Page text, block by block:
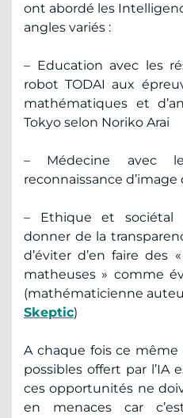
ont abordé les
angles variés :
– Education avec les
robot TODAI aux
mathématiques et
Tokyo selon Noriko Arai
– Médecine avec
reconnaissance
– Ethique et sociétal
donner de la
d’éviter d’en faire des
matheuses » comme
(mathématicienne
Skeptic)
A chaque fois ce
possibles offert par l’IA
ces opportunités ne
en menaces car